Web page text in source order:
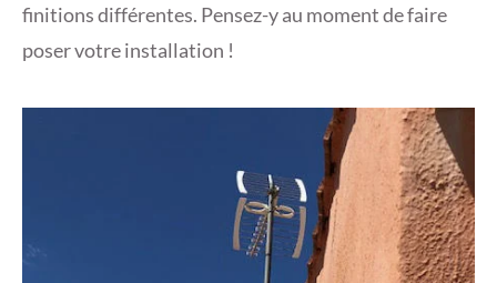
finitions différentes. Pensez-y au moment de faire
poser votre installation !